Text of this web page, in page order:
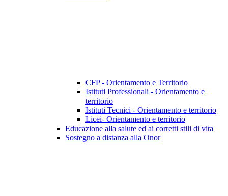
CFP - Orientamento e Territorio
Istituti Professionali - Orientamento e
territorio
Istituti Tecnici - Orientamento e territorio
Licei- Orientamento e territorio
Educazione alla salute ed ai corretti stili di vita
Sostegno a distanza alla Onor